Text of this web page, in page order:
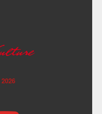
2026